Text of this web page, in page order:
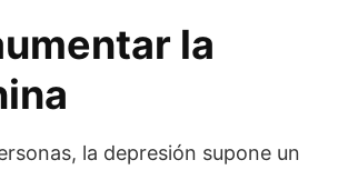
la
la depresión supone un